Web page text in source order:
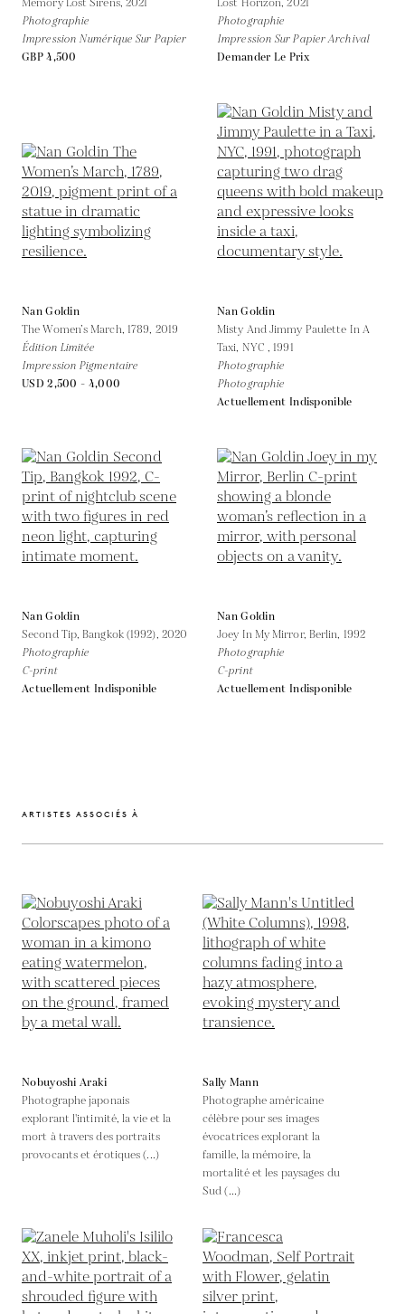
Photographie
Impression Numérique Sur Papier
GBP 4,500
Photographie
Impression Sur Papier Archival
Demander Le Prix
Nan Goldin
The Women’s March, 1789, 2019
Édition Limitée
Impression Pigmentaire
USD 2,500 - 4,000
Nan Goldin
Misty And Jimmy Paulette In A
Taxi, NYC ,1991
Photographie
Photographie
Actuellement Indisponible
Nan Goldin
Second Tip, Bangkok (1992), 2020
Photographie
C-print
Actuellement Indisponible
Nan Goldin
Joey In My Mirror, Berlin, 1992
Photographie
C-print
Actuellement Indisponible
ARTISTES ASSOCIÉS À
Nobuyoshi Araki
Photographe japonais
explorant l'intimité, la vie et la
mort à travers des portraits
provocants et érotiques (...)
Sally Mann
Photographe américaine
célèbre pour ses images
évocatrices explorant la
famille, la mémoire, la
mortalité et les paysages du
Sud (...)